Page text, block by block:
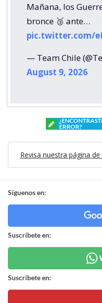
Mañana, los
bronce 🥉 ante…
pic.twitter.com/
— Team Chile
August 9, 2026
ERROR?
Revisa nuestra página
Síguenos en:
Suscríbete en:
Suscríbete en: